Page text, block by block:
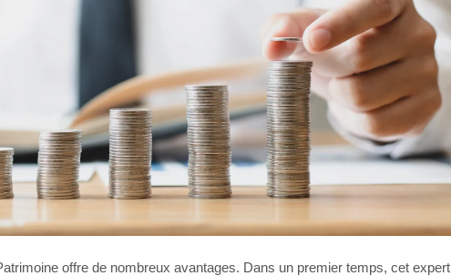
offre de nombreux avantages. Dans un premier temps, cet expert